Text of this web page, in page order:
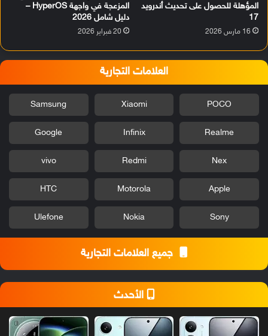
المؤهلة للحصول على تحديث أندرويد
17
16 مارس 2026
المزعجة في واجهة HyperOS –
دليل شامل 2026
20 فبراير 2026
العلامات التجارية
POCO
Xiaomi
Samsung
Realme
Infinix
Google
Nex
Redmi
vivo
Apple
Motorola
HTC
Sony
Nokia
Ulefone
جميع العلامات التجارية
الأحدث